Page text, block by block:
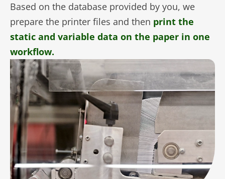
Based on the database provided by you, we
prepare the printer files and then print the
static and variable data on the paper in one
workflow.